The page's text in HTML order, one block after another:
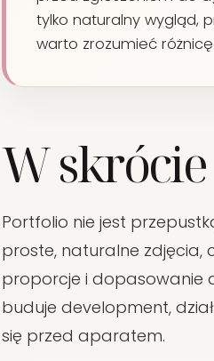
tylko naturalny wygląd,
warto zrozumieć
W skrócie
Portfolio nie jest
proste, naturalne
proporcje i dopasowanie
buduje development,
się przed aparatem.